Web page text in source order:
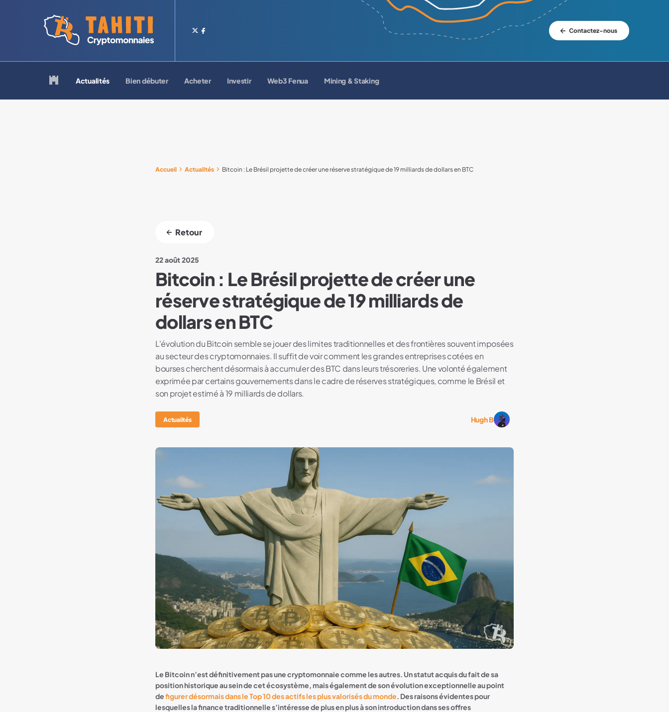
Contactez-nous
Retour à la page d'accueil
Actualités Bien débuter Acheter Investir Web3 Fenua Mining & Staking
Accueil Actualités Bitcoin : Le Brésil projette de créer une réserve stratégique de 19 milliards de dollars en BTC
Retour
22 août 2025
Bitcoin : Le Brésil projette de créer une
réserve stratégique de 19 milliards de
dollars en BTC
L'évolution du Bitcoin semble se jouer des limites traditionnelles et des frontières souvent imposées
au secteur des cryptomonnaies. Il suffit de voir comment les grandes entreprises cotées en
bourses cherchent désormais à accumuler des BTC dans leurs trésoreries. Une volonté également
exprimée par certains gouvernements dans le cadre de réserves stratégiques, comme le Brésil et
son projet estimé à 19 milliards de dollars.
Actualités Hugh B
Le Bitcoin n’est définitivement pas une cryptomonnaie comme les autres. Un statut acquis du fait de sa
position historique au sein de cet écosystème, mais également de son évolution exceptionnelle au point
defigurer désormais dans le Top 10 des actifs les plus valorisés du monde. Des raisons évidentes pour
lesquelles la finance traditionnelle s’intéresse de plus en plus à son introduction dans ses offres